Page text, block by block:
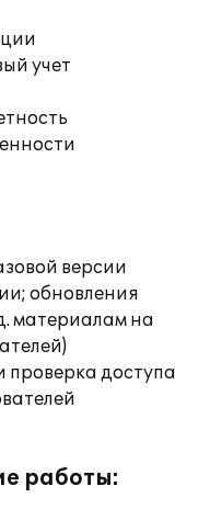
учет
версии
обновления
материалам на
доступа
работы: